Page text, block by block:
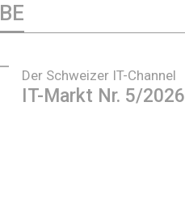
Der Schweizer IT-Channel
IT-Markt Nr. 5/2026